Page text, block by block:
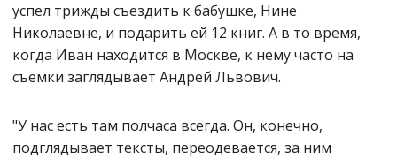
успел трижды съездить к бабушке, Нине
Николаевне, и подарить ей 12 книг. А в то время,
когда Иван находится в Москве, к нему часто на
съемки заглядывает Андрей Львович.
"У нас есть там полчаса всегда. Он, конечно,
подглядывает тексты, переодевается, за ним